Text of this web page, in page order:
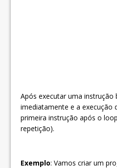
Após executar uma instrução
imediatamente e a execução
primeira instrução após o
repetição).
Exemplo: Vamos criar um